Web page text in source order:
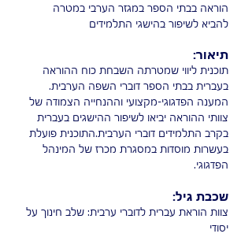
הוראה בבתי הספר במגזר הערבי במטרה
להביא לשיפור בהישגי התלמידים
תוכנית ליווי שמטרתה השבחת כוח ההוראה
בעברית בבתי הספר דוברי השפה הערבית.
המענה הפדגוגי-מקצועי וההנחייה הצמודה של
צוותי ההוראה יביאו לשיפור ההישגים בעברית
בקרב התלמידים דוברי הערבית.התוכנית פועלת
בעשרות מוסדות במסגרת מכרז של המינהל
הפדגוגי.
תיאור:
צוות הוראת עברית לדוברי ערבית: שלב חינוך על
יסודי
שכבת גיל: